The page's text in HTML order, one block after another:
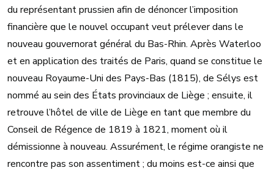
du représentant prussien afin de dénoncer l’imposition
financière que le nouvel occupant veut prélever dans le
nouveau gouvernorat général du Bas-Rhin. Après Waterloo
et en application des traités de Paris, quand se constitue le
nouveau Royaume-Uni des Pays-Bas (1815), de Sélys est
nommé au sein des États provinciaux de Liège ; ensuite, il
retrouve l’hôtel de ville de Liège en tant que membre du
Conseil de Régence de 1819 à 1821, moment où il
démissionne à nouveau. Assurément, le régime orangiste ne
rencontre pas son assentiment ; du moins est-ce ainsi que